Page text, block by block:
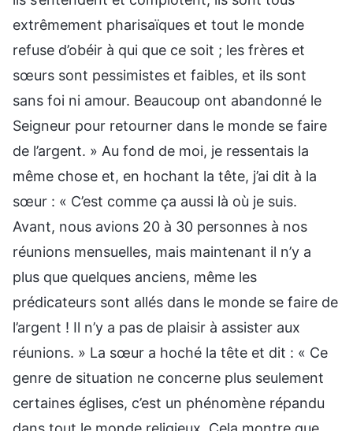
extrêmement pharisaïques et tout le monde
refuse d’obéir à qui que ce soit ; les frères et
sœurs sont pessimistes et faibles, et ils sont
sans foi ni amour. Beaucoup ont abandonné le
Seigneur pour retourner dans le monde se faire
de l’argent. » Au fond de moi, je ressentais la
même chose et, en hochant la tête, j’ai dit à la
sœur : « C’est comme ça aussi là où je suis.
Avant, nous avions 20 à 30 personnes à nos
réunions mensuelles, mais maintenant il n’y a
plus que quelques anciens, même les
prédicateurs sont allés dans le monde se faire de
l’argent ! Il n’y a pas de plaisir à assister aux
réunions. » La sœur a hoché la tête et dit : « Ce
genre de situation ne concerne plus seulement
certaines églises, c’est un phénomène répandu